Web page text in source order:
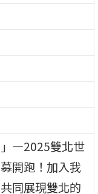
」—2025雙北世
開跑！加入我
同展現雙北的